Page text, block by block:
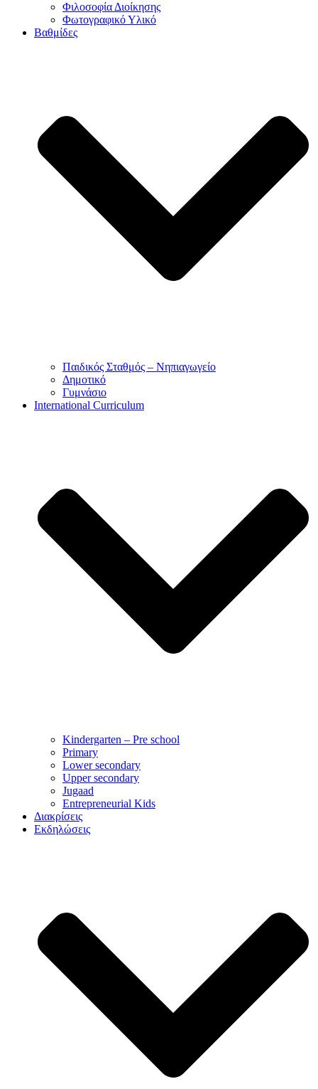
Φιλοσοφία Διοίκησης
Φωτογραφικό Υλικό
Βαθμίδες
Παιδικός Σταθμός – Νηπιαγωγείο
Δημοτικό
Γυμνάσιο
International Curriculum
Kindergarten – Pre school
Primary
Lower secondary
Upper secondary
Jugaad
Entrepreneurial Kids
Διακρίσεις
Εκδηλώσεις